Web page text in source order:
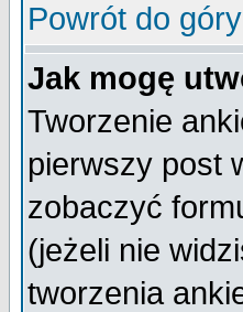
Powrót do góry
Jak mogę
Tworzenie
pierwszy post
zobaczyć
(jeżeli nie
tworzenia